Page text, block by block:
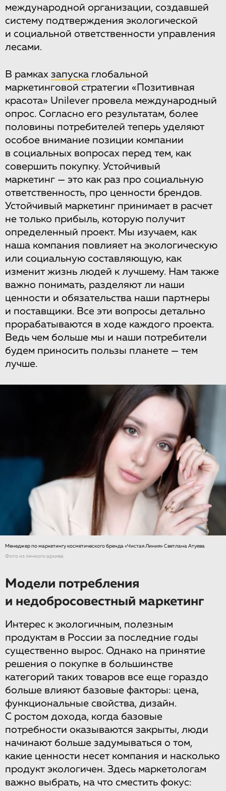
международной организации, создавшей
систему подтверждения экологической
и социальной ответственности управления
лесами.
В рамках запуска глобальной
маркетинговой стратегии «Позитивная
красота» Unilever провела международный
опрос. Согласно его результатам, более
половины потребителей теперь уделяют
особое внимание позиции компании
в социальных вопросах перед тем, как
совершить покупку. Устойчивый
маркетинг — это как раз про социальную
ответственность, про ценности брендов.
Устойчивый маркетинг принимает в расчет
не только прибыль, которую получит
определенный проект. Мы изучаем, как
наша компания повлияет на экологическую
или социальную составляющую, как
изменит жизнь людей к лучшему. Нам также
важно понимать, разделяют ли наши
ценности и обязательства наши партнеры
и поставщики. Все эти вопросы детально
прорабатываются в ходе каждого проекта.
Ведь чем больше мы и наши потребители
будем приносить пользы планете — тем
лучше.
Менеджер по маркетингу косметического бренда «Чистая Линия» Светлана Атуева
Фото из личного архива
Модели потребления
и недобросовестный маркетинг
Интерес к экологичным, полезным
продуктам в России за последние годы
существенно вырос. Однако на принятие
решения о покупке в большинстве
категорий таких товаров все еще гораздо
больше влияют базовые факторы: цена,
функциональные свойства, дизайн.
С ростом дохода, когда базовые
потребности оказываются закрыты, люди
начинают больше задумываться о том,
какие ценности несет компания и насколько
продукт экологичен. Здесь маркетологам
важно выбрать, на что сместить фокус: